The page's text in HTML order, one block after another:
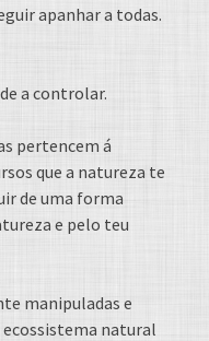
apanhar a todas.
a controlar.
pertencem á
que a natureza te
de uma forma
e pelo teu
manipuladas e
natural